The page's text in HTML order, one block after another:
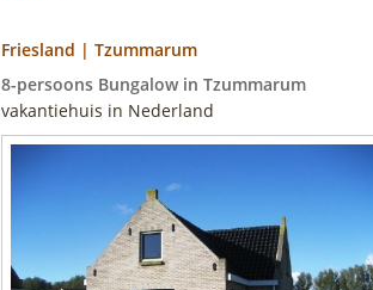
Friesland | Tzummarum
8-persoons Bungalow in Tzummarum
vakantiehuis in Nederland